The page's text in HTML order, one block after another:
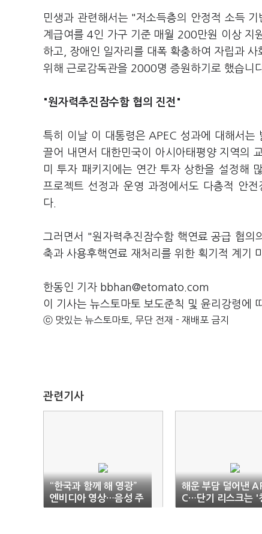
민생과 관련해서는 "저소득층의 안정적 소득
계급여를 4인 가구 기준 매월 200만원 이상 지
하고, 장애인 일자리를 대폭 확충하여 자립과
위해 근로감독관을 2000명 증원하기로 했습니
"원자력추진잠수함 협의 진전"
특히 이날 이 대통령은 APEC 성과에 대해서는
끌어 내면서 대한민국이 아시아태평양 지역의
미 투자 패키지에는 연간 투자 상한을 설정해
프로젝트 선정과 운영 과정에서도 다층적 안
다.
그러면서 "원자력추진잠수함 핵연료 공급 협
축과 사용후핵연료 재처리를 위한 획기적 계기
한동인 기자 bbhan@etomato.com
이 기사는 뉴스토마토 보도준칙 및 윤리강령에
ⓒ 맛있는 뉴스토마토, 무단 전재 - 재배포 금지
관련기사
“한국과 함께 해 영광”
엔비디아 영상…음성 주
인공은 ‘젠슨 황’
해운 부담 덜어낸
C…단기 리스크는 '
호'